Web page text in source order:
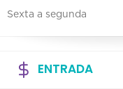
Sexta a segunda
ENTRADA